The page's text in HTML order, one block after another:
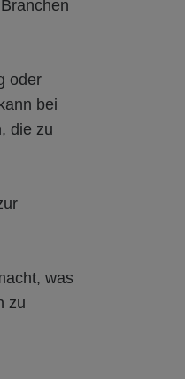
oder
bei
die zu
was
zu